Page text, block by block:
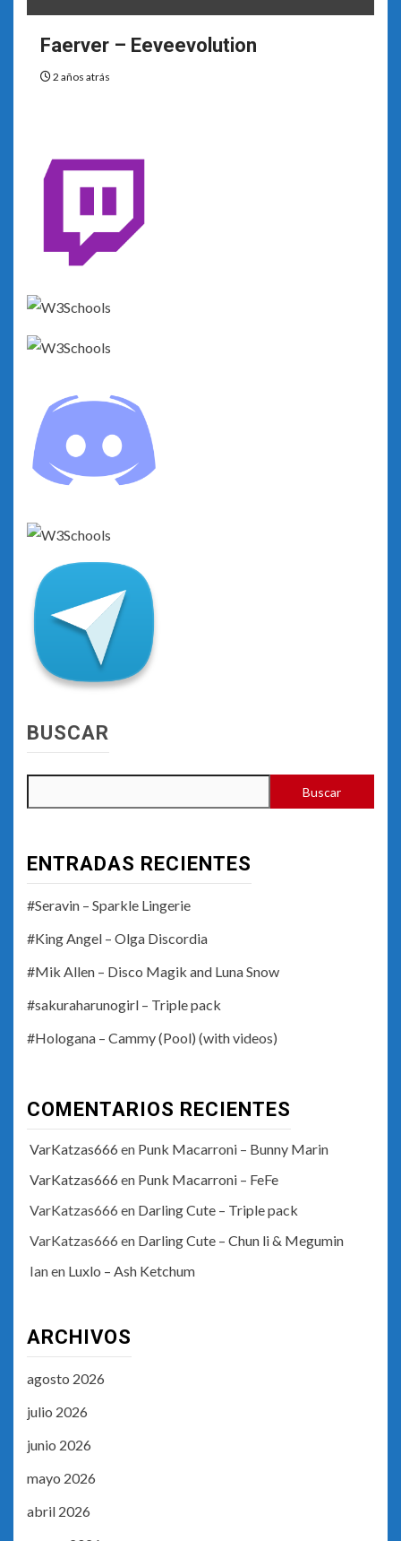
Faerver – Eeveevolution
2 años atrás
BUSCAR
Buscar
ENTRADAS RECIENTES
#Seravin – Sparkle Lingerie
#King Angel – Olga Discordia
#Mik Allen – Disco Magik and Luna Snow
#sakuraharunogirl – Triple pack
#Hologana – Cammy (Pool) (with videos)
COMENTARIOS RECIENTES
VarKatzas666 en Punk Macarroni – Bunny Marin
VarKatzas666 en Punk Macarroni – FeFe
VarKatzas666 en Darling Cute – Triple pack
VarKatzas666 en Darling Cute – Chun li & Megumin
Ianen Luxlo – Ash Ketchum
ARCHIVOS
agosto 2026
julio 2026
junio 2026
mayo 2026
abril 2026